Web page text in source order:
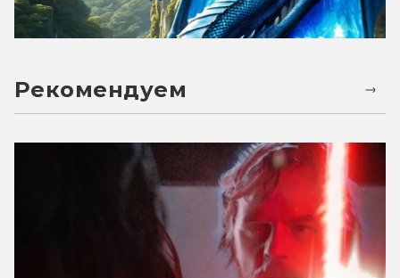
Рекомендуем